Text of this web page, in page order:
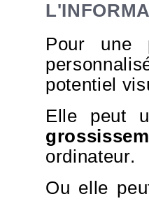
Pour une
potentiel
Elle peut
ordinateur.
Ou elle